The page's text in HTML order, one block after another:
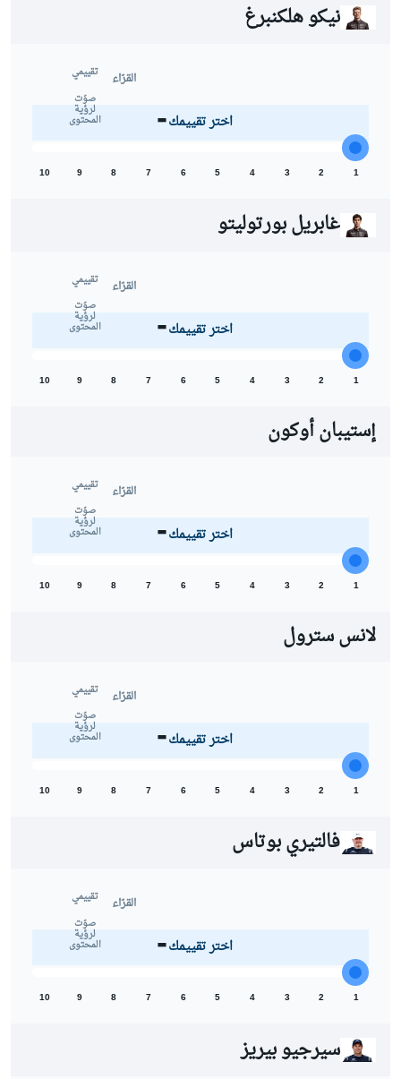
نيكو هلكنبرغ
تقييمي
-
القرّاء
صوّت
لرؤية
المحتوى اختر تقييمك
1
2
3
4
5
6
7
8
9
10
غابريل بورتوليتو
تقييمي
-
القرّاء
صوّت
لرؤية
المحتوى اختر تقييمك
1
2
3
4
5
6
7
8
9
10
إستيبان أوكون
تقييمي
-
القرّاء
صوّت
لرؤية
المحتوى اختر تقييمك
1
2
3
4
5
6
7
8
9
10
لانس سترول
تقييمي
-
القرّاء
صوّت
لرؤية
المحتوى اختر تقييمك
1
2
3
4
5
6
7
8
9
10
فالتيري بوتاس
تقييمي
-
القرّاء
صوّت
لرؤية
المحتوى اختر تقييمك
1
2
3
4
5
6
7
8
9
10
سيرجيو بيريز